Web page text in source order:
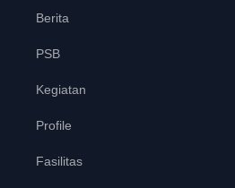
Berita
PSB
Kegiatan
Profile
Fasilitas